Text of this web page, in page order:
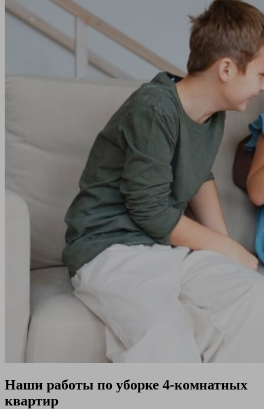
Наши работы по уборке 4-комнатных
квартир